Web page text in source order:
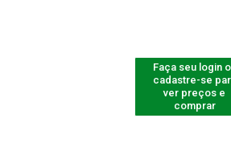
Faça seu login
cadastre-se
ver preços e
comprar